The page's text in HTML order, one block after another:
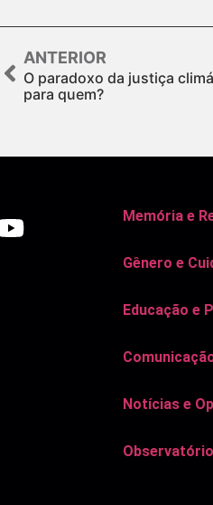
ANTERIOR
O paradoxo da justiça
para quem?
Memória e
Gênero e
Educação e
Notícias e